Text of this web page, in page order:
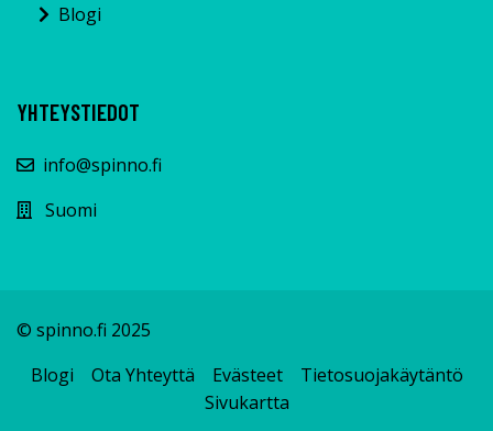
Blogi
YHTEYSTIEDOT
info@spinno.fi
Suomi
© spinno.fi 2025
Blogi
Ota Yhteyttä Evästeet
Tietosuojakäytäntö
Sivukartta